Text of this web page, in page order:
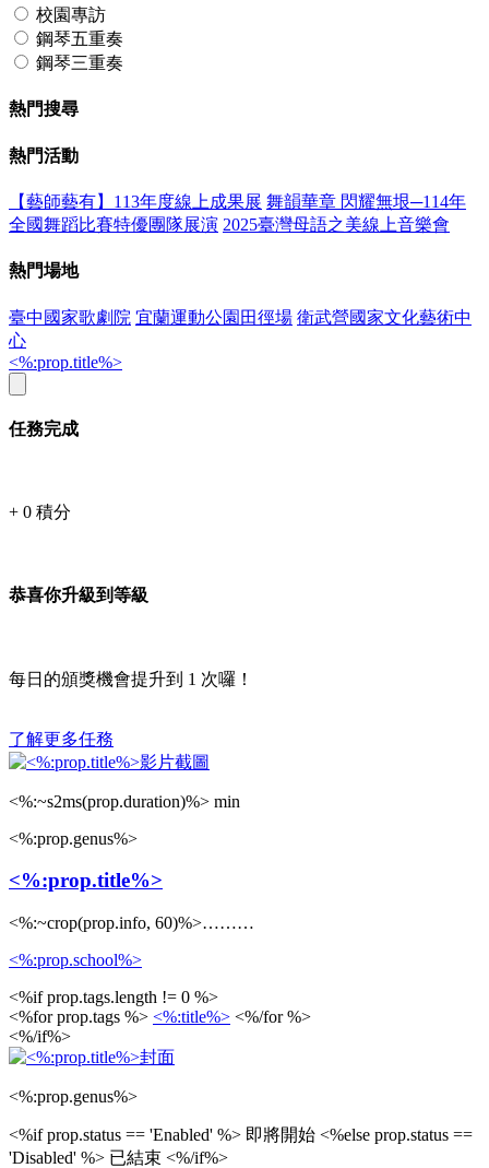
校園專訪
鋼琴五重奏
鋼琴三重奏
熱門搜尋
熱門活動
【藝師藝有】113年度線上成果展 舞韻華章 閃耀無垠─114年
全國舞蹈比賽特優團隊展演 2025臺灣母語之美線上音樂會
熱門場地
臺中國家歌劇院 宜蘭運動公園田徑場 衛武營國家文化藝術中
心
<%:prop.title%>
任務完成
+ 0 積分
恭喜你升級到等級
每日的頒獎機會提升到 1 次囉！
了解更多任務
<%:~s2ms(prop.duration)%> min
<%:prop.genus%>
<%:prop.title%>
<%:~crop(prop.info, 60)%>………
<%:prop.school%>
<%if prop.tags.length != 0 %>
<%for prop.tags %> <%:title%> <%/for %>
<%/if%>
<%:prop.genus%>
<%if prop.status == 'Enabled' %> 即將開始 <%else prop.status ==
'Disabled' %> 已結束 <%/if%>